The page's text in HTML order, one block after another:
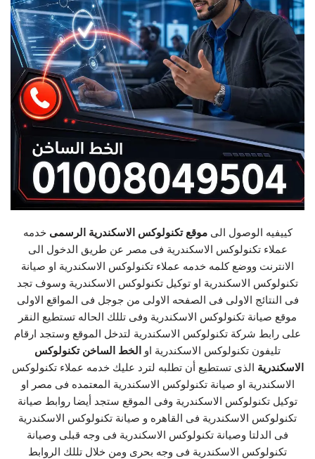
كييفيه الوصول الىموقع تكنولوكس الاسكندرية الرسمى خدمه
عملاء تكنولوكس الاسكندرية فى مصر عن طريق الدخول الى
الانترنت ووضع كلمه خدمه عملاء تكنولوكس الاسكندرية او صيانة
تكنولوكس الاسكندرية او توكيل تكنولوكس الاسكندرية وسوف تجد
فى النتائج الاولى فى الصفحه الاولى من جوجل فى المواقع الاولى
موقع صيانة تكنولوكس الاسكندرية وفى تللك الحاله تستطيع النقر
على رابط شركة تكنولوكس الاسكندرية لتدخل الموقع وستجد ارقام
تليفون تكنولوكس الاسكندرية او الخط الساخن تكنولوكس
الاسكندرية الذى تستطيع أن تطلبه لترد عليك خدمه عملاء تكنولوكس
الاسكندرية او صيانة تكنولوكس الاسكندرية المعتمده فى مصر او
توكيل تكنولوكس الاسكندرية وفى الموقع ستجد أيضا روابط صيانة
تكنولوكس الاسكندرية فى القاهره و صيانة تكنولوكس الاسكندرية
فى الدلتا وصيانة تكنولوكس الاسكندرية فى وجه قبلى وصيانة
تكنولوكس الاسكندرية فى وجه بحرى ومن خلال تللك الروابط